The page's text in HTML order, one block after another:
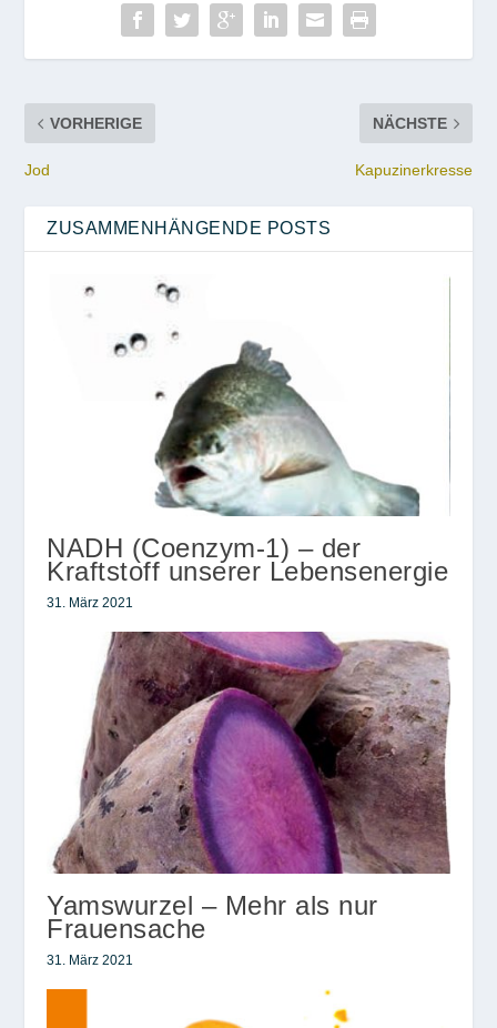
VORHERIGE
Jod
NÄCHSTE
Kapuzinerkresse
ZUSAMMENHÄNGENDE POSTS
NADH (Coenzym-1) – der
Kraftstoff unserer Lebensenergie
31. März 2021
Yamswurzel – Mehr als nur
Frauensache
31. März 2021